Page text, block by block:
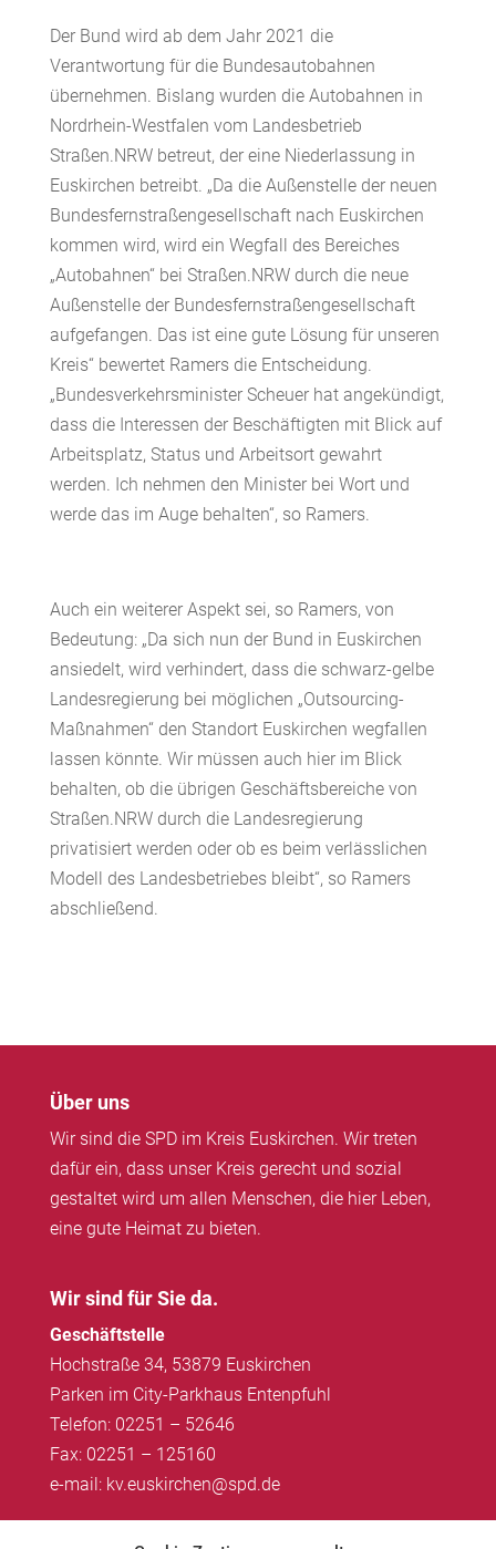
Der Bund wird ab dem Jahr 2021 die
Verantwortung für die Bundesautobahnen
übernehmen. Bislang wurden die Autobahnen in
Nordrhein-Westfalen vom Landesbetrieb
Straßen.NRW betreut, der eine Niederlassung in
Euskirchen betreibt. „Da die Außenstelle der neuen
Bundesfernstraßengesellschaft nach Euskirchen
kommen wird, wird ein Wegfall des Bereiches
„Autobahnen“ bei Straßen.NRW durch die neue
Außenstelle der Bundesfernstraßengesellschaft
aufgefangen. Das ist eine gute Lösung für unseren
Kreis“ bewertet Ramers die Entscheidung.
„Bundesverkehrsminister Scheuer hat angekündigt,
dass die Interessen der Beschäftigten mit Blick auf
Arbeitsplatz, Status und Arbeitsort gewahrt
werden. Ich nehmen den Minister bei Wort und
werde das im Auge behalten“, so Ramers.
Auch ein weiterer Aspekt sei, so Ramers, von
Bedeutung: „Da sich nun der Bund in Euskirchen
ansiedelt, wird verhindert, dass die schwarz-gelbe
Landesregierung bei möglichen „Outsourcing-
Maßnahmen“ den Standort Euskirchen wegfallen
lassen könnte. Wir müssen auch hier im Blick
behalten, ob die übrigen Geschäftsbereiche von
Straßen.NRW durch die Landesregierung
privatisiert werden oder ob es beim verlässlichen
Modell des Landesbetriebes bleibt“, so Ramers
abschließend.
Über uns
Wir sind die SPD im Kreis Euskirchen. Wir treten
dafür ein, dass unser Kreis gerecht und sozial
gestaltet wird um allen Menschen, die hier Leben,
eine gute Heimat zu bieten.
Wir sind für Sie da.
Geschäftstelle
Hochstraße 34, 53879 Euskirchen
Parken im City-Parkhaus Entenpfuhl
Telefon: 02251 – 52646
Fax: 02251 – 125160
e-mail: kv.euskirchen@spd.de